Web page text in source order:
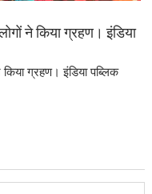
ने किया ग्रहण। इंडिया
ग्रहण। इंडिया पब्लिक